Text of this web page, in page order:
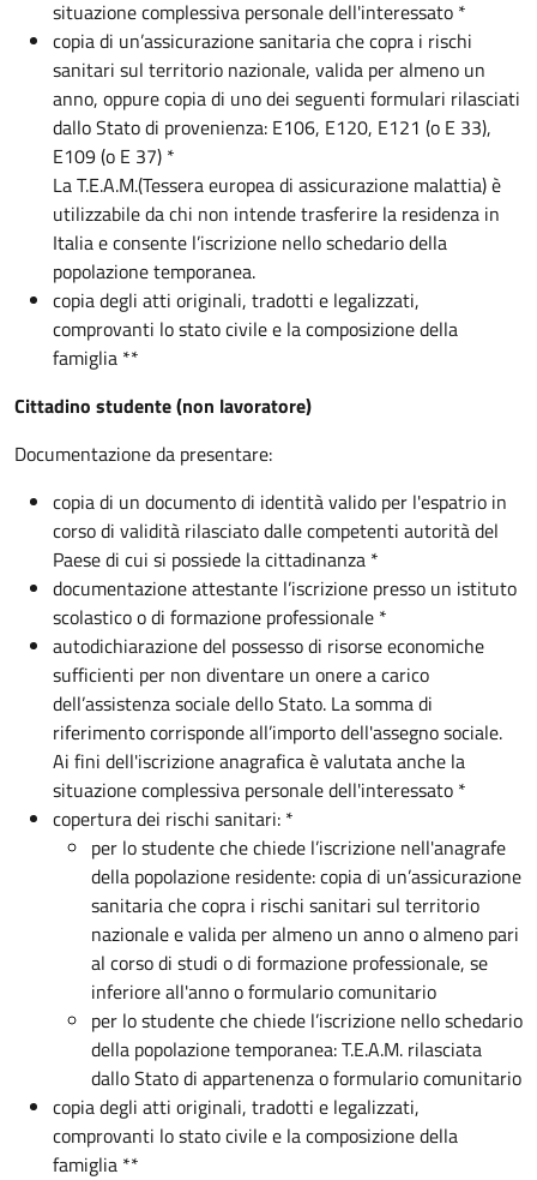
situazione complessiva personale dell'interessato *
copia di un’assicurazione sanitaria che copra i rischi
sanitari sul territorio nazionale, valida per almeno un
anno, oppure copia di uno dei seguenti formulari rilasciati
dallo Stato di provenienza: E106, E120, E121 (o E 33),
E109 (o E 37) *
La T.E.A.M.(Tessera europea di assicurazione malattia) è
utilizzabile da chi non intende trasferire la residenza in
Italia e consente l’iscrizione nello schedario della
popolazione temporanea.
copia degli atti originali, tradotti e legalizzati,
comprovanti lo stato civile e la composizione della
famiglia **
Cittadino studente (non lavoratore)
Documentazione da presentare:
copia di un documento di identità valido per l'espatrio in
corso di validità rilasciato dalle competenti autorità del
Paese di cui si possiede la cittadinanza *
documentazione attestante l’iscrizione presso un istituto
scolastico o di formazione professionale *
autodichiarazione del possesso di risorse economiche
sufficienti per non diventare un onere a carico
dell’assistenza sociale dello Stato. La somma di
riferimento corrisponde all’importo dell'assegno sociale.
Ai fini dell'iscrizione anagrafica è valutata anche la
situazione complessiva personale dell'interessato *
copertura dei rischi sanitari: *
per lo studente che chiede l’iscrizione nell'anagrafe
della popolazione residente: copia di un’assicurazione
sanitaria che copra i rischi sanitari sul territorio
nazionale e valida per almeno un anno o almeno pari
al corso di studi o di formazione professionale, se
inferiore all'anno o formulario comunitario
per lo studente che chiede l’iscrizione nello schedario
della popolazione temporanea: T.E.A.M. rilasciata
dallo Stato di appartenenza o formulario comunitario
copia degli atti originali, tradotti e legalizzati,
comprovanti lo stato civile e la composizione della
famiglia **